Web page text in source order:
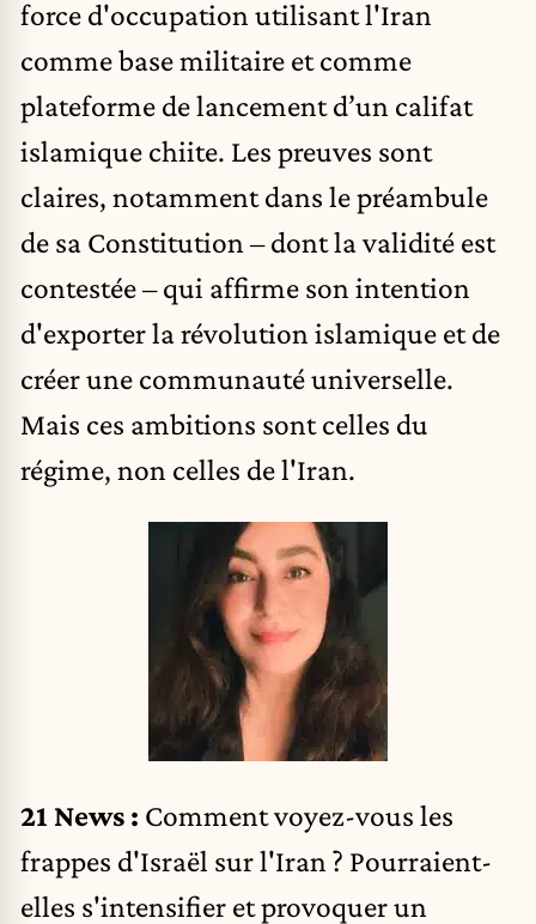
force d'occupation utilisant l'Iran
comme base militaire et comme
plateforme de lancement d’un califat
islamique chiite. Les preuves sont
claires, notamment dans le préambule
de sa Constitution – dont la validité est
contestée – qui affirme son intention
d'exporter la révolution islamique et de
créer une communauté universelle.
Mais ces ambitions sont celles du
régime, non celles de l'Iran.
21 News : Comment voyez-vous les
frappes d'Israël sur l'Iran ? Pourraient-
elles s'intensifier et provoquer un